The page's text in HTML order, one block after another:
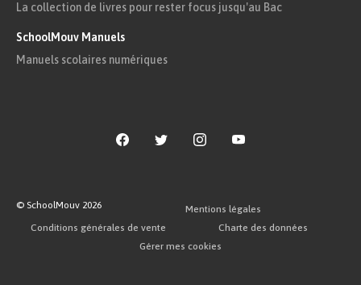
La collection de livres pour rester focus jusqu'au Bac
SchoolMouv Manuels
Manuels scolaires numériques
© SchoolMouv 2026
Mentions légales
Conditions générales de vente
Charte des données
Gérer mes cookies